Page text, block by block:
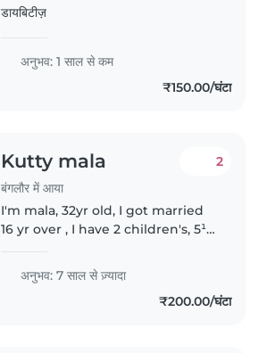
डायबिटीज़
अनुभव: 1 साल से कम
₹150.00/घंटा
Kutty mala
बंगलौर में आया
2
I'm mala, 32yr old, I got married
16 yr over , I have 2 children's, 5¹/
daughter she is studying 10th, I
have a son he is studying 9th, we
अनुभव: 7 साल से ज़्यादा
₹200.00/घंटा